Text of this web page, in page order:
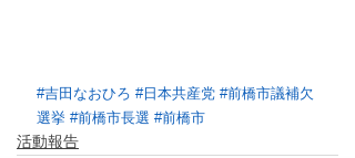
#吉田なおひろ #日本共産党 #前橋市議補欠
選挙 #前橋市長選 #前橋市
活動報告